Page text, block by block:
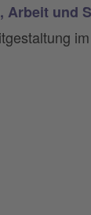
Arbeit und